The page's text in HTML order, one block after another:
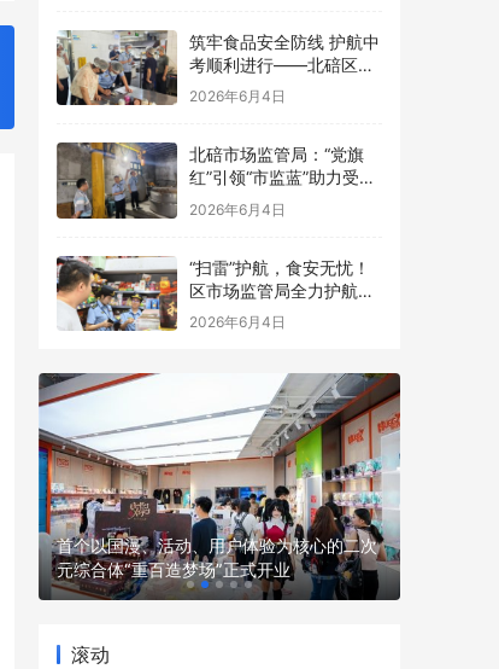
筑牢食品安全防线 护航中
考顺利进行——北碚区茨
竹镇开展华蓥中学中考考
点食品安全考前检查
2026年6月4日
北碚市场监管局：“党旗
红”引领“市监蓝”助力受灾
食品生产经营主体复工复
2026年6月4日
“扫雷”护航，食安无忧！
区市场监管局全力护航中
高考
2026年6月4日
首个以国漫、活动、用户体验为核心的二次
元综合体“重百造梦场”正式开业
滚动